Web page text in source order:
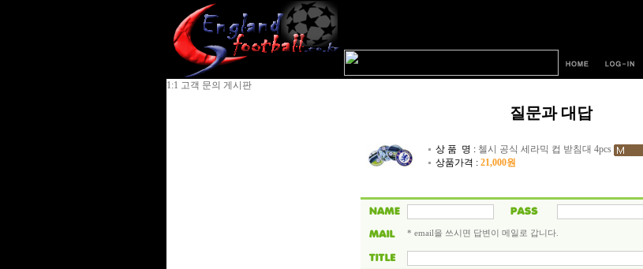
1:1 고객 문의 게시판
질문과 대답
상 품 명 : 첼시 공식 세라믹 컵 받침대 4pcs
상품가격 : 21,000원
* email을 쓰시면 답변이 메일로 갑니다.